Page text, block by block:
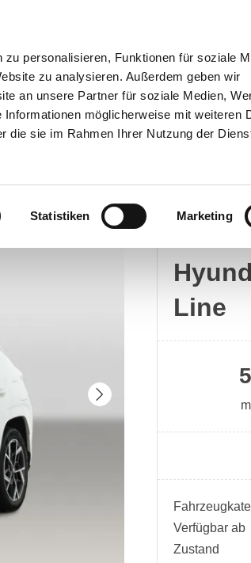
personalisieren, Funktionen für soziale
zu analysieren. Außerdem geben wir
an unsere Partner für soziale Medien,
möglicherweise mit weiteren
die sie im Rahmen Ihrer Nutzung der
Statistiken Marketing
Line
Verfügbar ab
Zustand